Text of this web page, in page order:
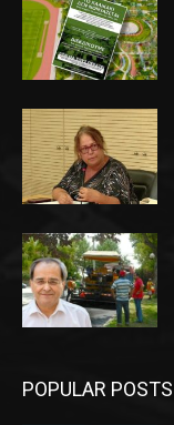
POPULAR POSTS